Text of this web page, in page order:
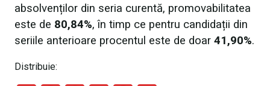
absolvenților din seria curentă, promovabilitatea
este de 80,84%, în timp ce pentru candidații din
seriile anterioare procentul este de doar 41,90%.
Distribuie: